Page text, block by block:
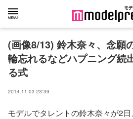
(画像8/13) 鈴木奈々、念
輪忘れるなどハプニング
る式
2014.11.03 23:39
モデルでタレントの鈴木奈々が2